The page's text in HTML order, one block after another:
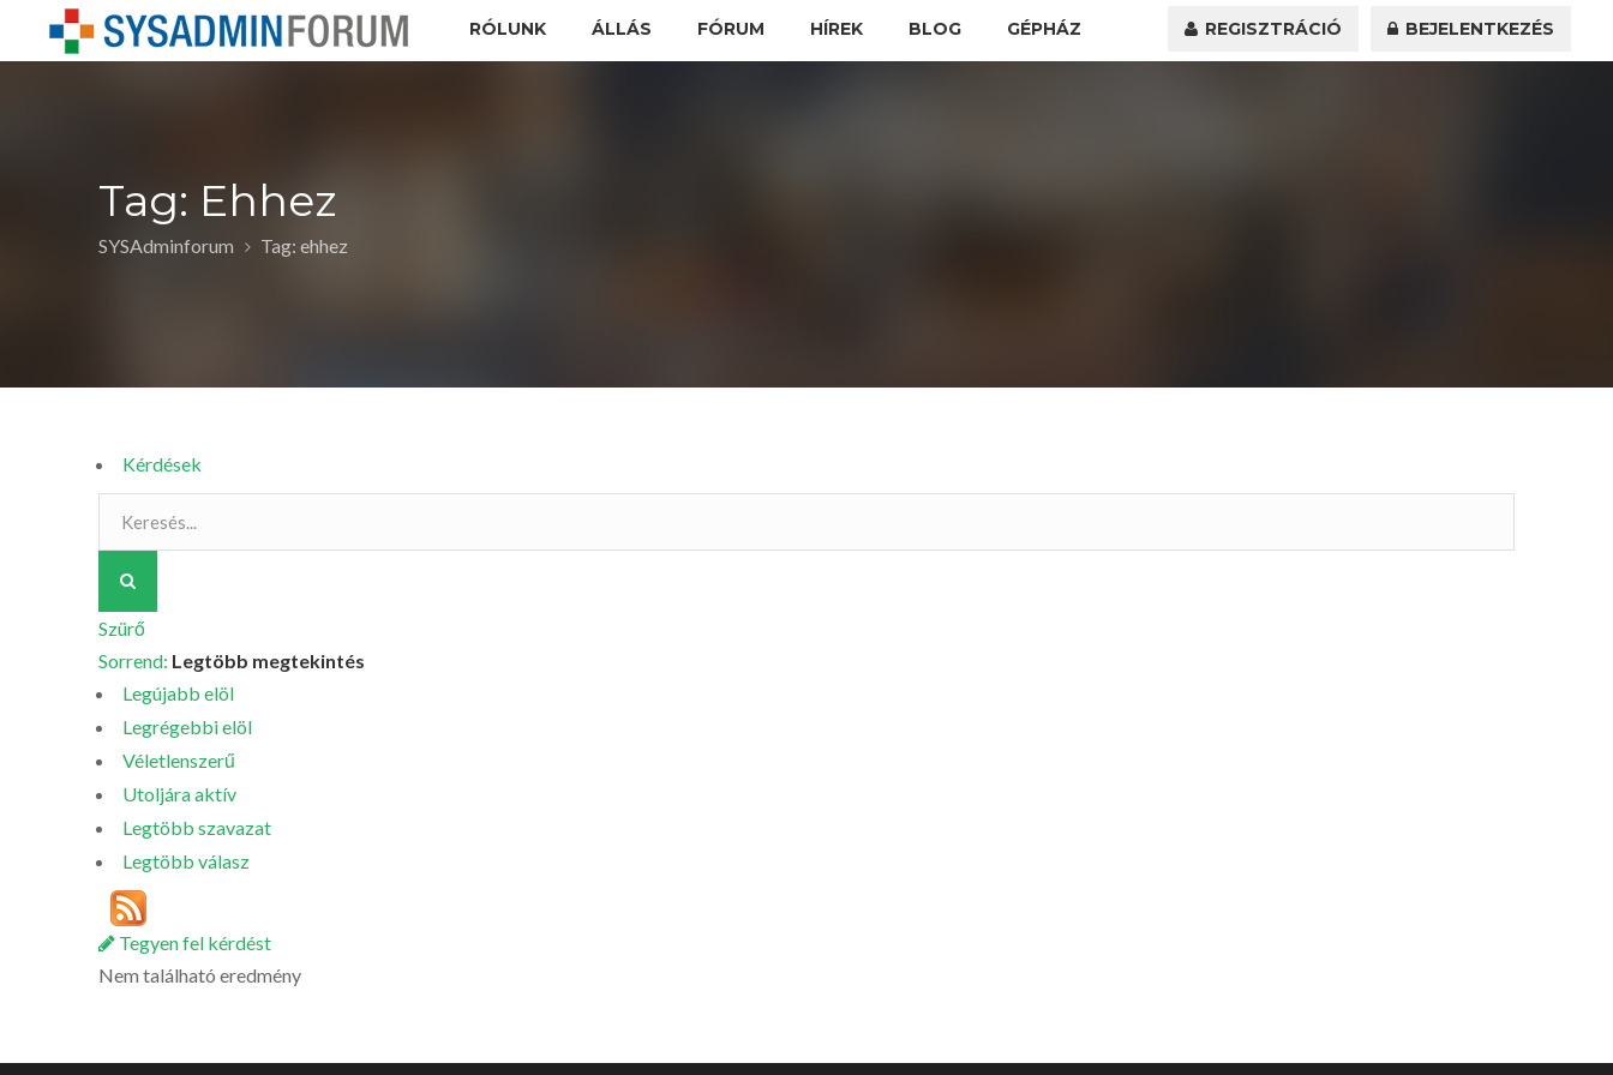
RÓLUNK ÁLLÁS FÓRUM HÍREK BLOG GÉPHÁZ REGISZTRÁCIÓ BEJELENTKEZÉS
Tag: Ehhez
SYSAdminforum Tag: ehhez
Kérdések
Szürő
Sorrend: Legtöbb megtekintés
Legújabb elöl
Legrégebbi elöl
Véletlenszerű
Utoljára aktív
Legtöbb szavazat
Legtöbb válasz
Tegyen fel kérdést
Nem található eredmény